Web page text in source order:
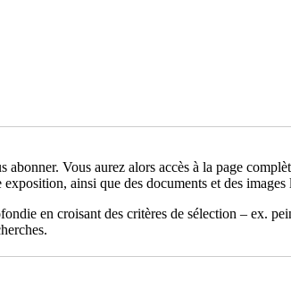
Vous aurez alors accès à la page
ainsi que des documents et des
en croisant des critères de sélection – ex.